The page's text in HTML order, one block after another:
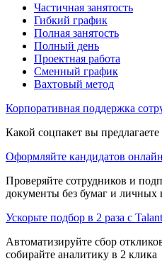
Частичная занятость
Гибкий график
Полная занятость
Полный день
Проектная работа
Сменный график
Вахтовый метод
Корпоративная поддержка
Какой соцпакет вы
Оформляйте кандидатов онлайн
Проверяйте сотрудников и
документы без бумаг и личных
Ускорьте подбор в 2 раза с
Автоматизируйте сбор
собирайте аналитику в 2 клика